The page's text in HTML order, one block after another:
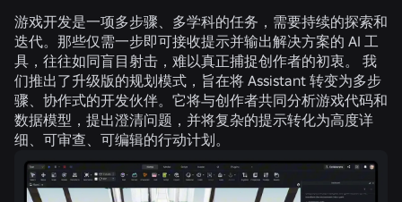
游戏开发是一项多步骤、多学科的任务，需要持续的探索和
迭代。那些仅需一步即可接收提示并输出解决方案的 AI 工
具，往往如同盲目射击，难以真正捕捉创作者的初衷。 我
们推出了升级版的规划模式，旨在将 Assistant 转变为多步
骤、协作式的开发伙伴。它将与创作者共同分析游戏代码和
数据模型，提出澄清问题，并将复杂的提示转化为高度详
细、可审查、可编辑的行动计划。